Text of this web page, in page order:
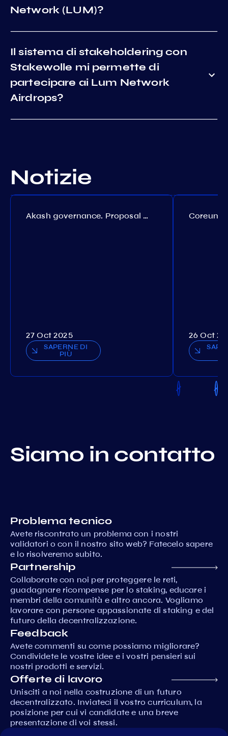
Network (LUM)?
Il sistema di stakeholdering con
Stakewolle mi permette di
partecipare ai Lum Network
Airdrops?
Notizie
Akash governance. Proposal №308
27 Oct 2025
SAPERNE DI
PIÙ
26 Oct
Siamo in contatto
Problema tecnico
Avete riscontrato un problema con i nostri
validatori o con il nostro sito web? Fatecelo sapere
e lo risolveremo subito.
Partnership
Collaborate con noi per proteggere le reti,
guadagnare ricompense per lo staking, educare i
membri della comunità e altro ancora. Vogliamo
lavorare con persone appassionate di staking e del
futuro della decentralizzazione.
Feedback
Avete commenti su come possiamo migliorare?
Condividete le vostre idee e i vostri pensieri sui
nostri prodotti e servizi.
Offerte di lavoro
Unisciti a noi nella costruzione di un futuro
decentralizzato. Inviateci il vostro curriculum, la
posizione per cui vi candidate e una breve
presentazione di voi stessi.